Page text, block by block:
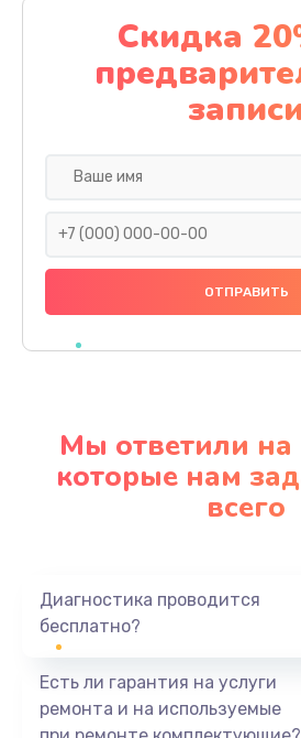
Замена
1100 руб.
Заказать
Замена
1000 руб.
Заказать
Профилактическая
Заказать
Скидка
Мы ответили на
которые нам
всего
Диагностика проводится
бесплатно?
Есть ли гарантия на услуги
ремонта и на используемые